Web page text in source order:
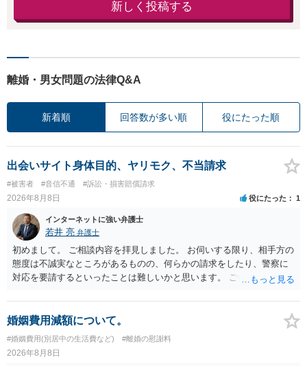
新しく投稿する
離婚・男女問題の法律Q&A
新着順 回答数が多い順 役にたった順
出会いサイト身体目的、ヤリモク、不当請求
#被害者 #音信不通 #訴訟・損害賠償請求
2026年8月8日 役にたった 1
インターネットに強い弁護士
若井 亮 弁護士
初めまして。 ご相談内容を拝見しました。 お伺いする限り、相手方の
態度は不誠実なところがあるものの、何らかの請求をしたり、警察に
対応を要請するといったことは難しいかと思います。 ご参考になれば
婚姻費用減額について。
#婚姻費用(別居中の生活費など) #離婚の慰謝料
2026年8月8日